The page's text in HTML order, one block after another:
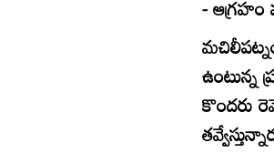
- ఆగ్రహం
ఉంటున్న
కొందరు